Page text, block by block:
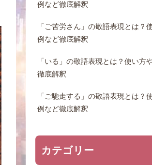
例など徹底解釈
「ご苦労さん」の敬語表現とは？
例など徹底解釈
「いる」の敬語表現とは？使い方
徹底解釈
「ご馳走する」の敬語表現とは？
例など徹底解釈
カテゴリー